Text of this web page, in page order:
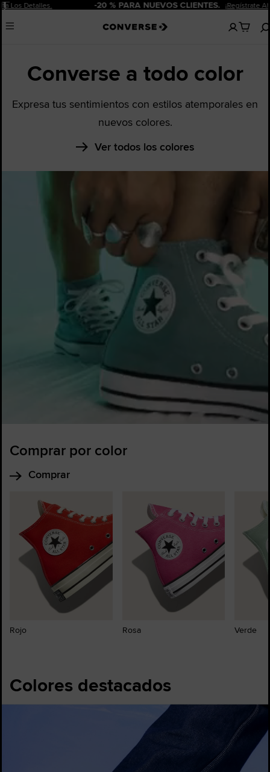
Pausar -20 % PARA NUEVOS CLIENTES. ¡Regístrate Ahora!
Menu
No
hay
carro
Converse a todo color
Expresa tus sentimientos con estilos atemporales en
nuevos colores.
Ver todos los colores
Comprar por color
Comprar
Rojo Rosa Verde
Colores destacados